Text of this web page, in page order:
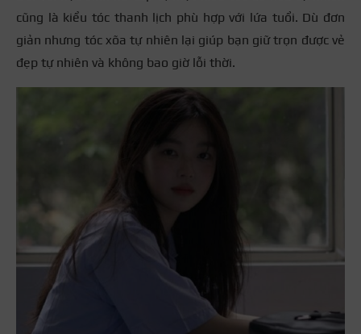
cũng là kiểu tóc thanh lịch phù hợp với lứa tuổi. Dù đơn
giản nhưng tóc xõa tự nhiên lại giúp bạn giữ trọn được vẻ
đẹp tự nhiên và không bao giờ lỗi thời.